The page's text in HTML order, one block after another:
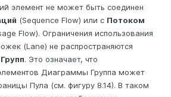
элемент не может быть соединен
(Sequence Flow) или с Потоком
Flow). Ограничения использования
(Lane) не распространяются
Групп. Это означает, что
Диаграммы Группа может
Пула (см. фигуру 8.14). В таком